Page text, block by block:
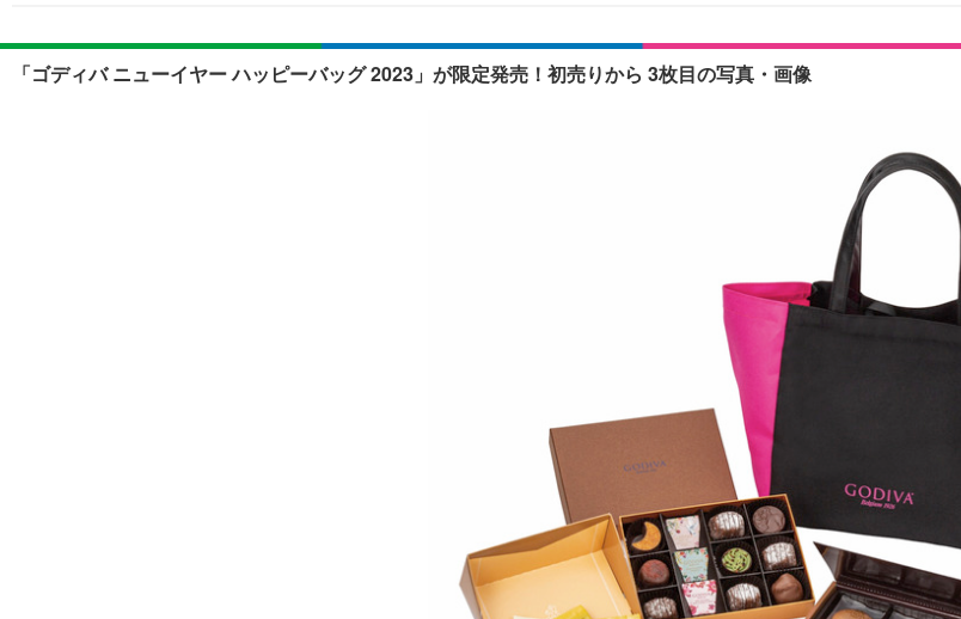
音楽
ライフTOP
ペット
リリース一覧
「ゴディバ ニューイヤー ハッピーバッグ 2023」が限定発売！初売りから 3枚目の写真・画像